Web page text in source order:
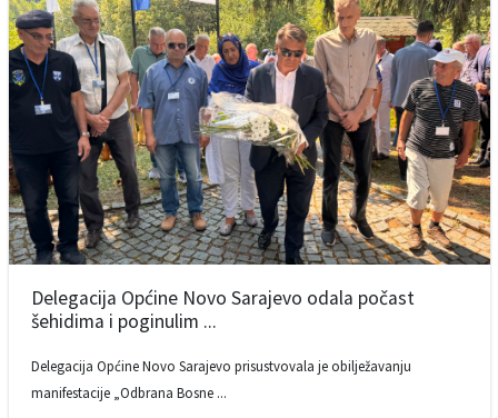
Delegacija Općine Novo Sarajevo odala počast
šehidima i poginulim ...
Delegacija Općine Novo Sarajevo prisustvovala je obilježavanju
manifestacije „Odbrana Bosne ...